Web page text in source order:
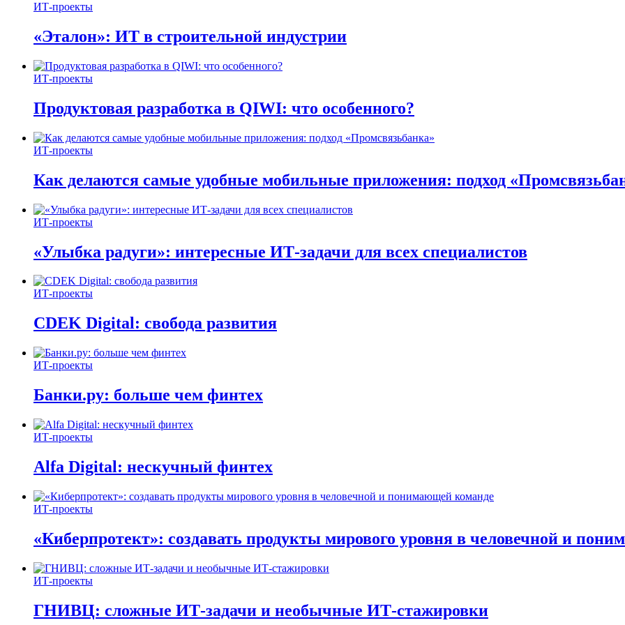
ИТ-проекты
«Эталон»: ИТ в строительной индустрии
ИТ-проекты
Продуктовая разработка в QIWI: что особенного?
ИТ-проекты
Как делаются самые удобные мобильные приложения: подход
ИТ-проекты
«Улыбка радуги»: интересные ИТ-задачи для всех специалистов
ИТ-проекты
CDEK Digital: свобода развития
ИТ-проекты
Банки.ру: больше чем финтех
ИТ-проекты
Alfa Digital: нескучный финтех
ИТ-проекты
«Киберпротект»: создавать продукты мирового уровня в человечной и
ИТ-проекты
ГНИВЦ: сложные ИТ‑задачи и необычные ИТ‑стажировки